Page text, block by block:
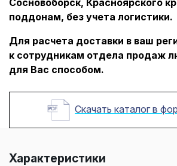
поддонам, без учета логистики.
Для расчета доставки в ваш
к сотрудникам отдела продаж
для Вас способом.
Скачать каталог в
Характеристики